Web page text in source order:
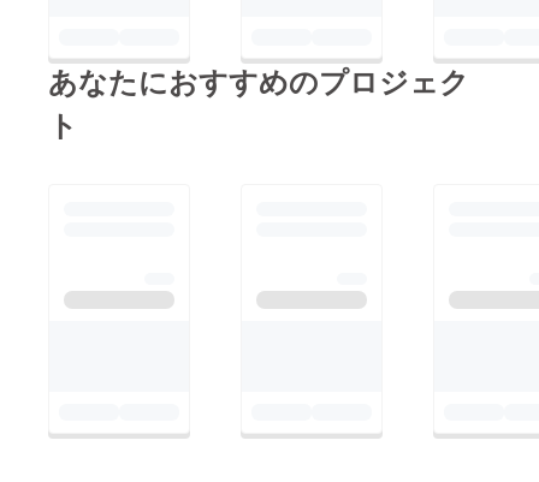
あなたにおすすめのプロジェク
ト